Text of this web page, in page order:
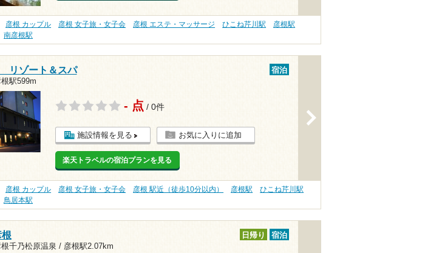
彦根 カップル 彦根 女子旅・女子会 彦根 エステ・マッサージ ひこね芹川駅
彦根駅
南彦根駅
リゾート＆スパ
根駅599m
宿泊
- 点 / 0件
施設情報を見る お気に入りに追加
楽天トラベルの宿泊プランを見る
彦根 カップル 彦根 女子旅・女子会 彦根 駅近（徒歩10分以内） 彦根駅
ひこね芹川駅
鳥居本駅
千乃松原温泉 / 彦根駅2.07km
日帰り 宿泊